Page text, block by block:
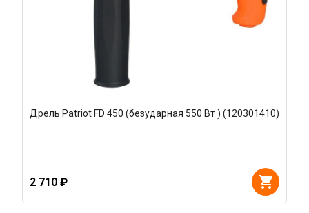
Дрель Patriot FD 450 (безударная 550 Вт ) (120301410)
2 710 ₽